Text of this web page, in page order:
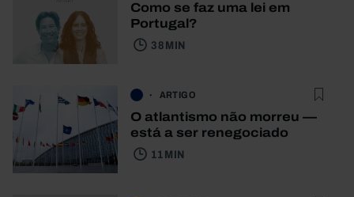
Como se faz uma lei em
Portugal?
38 MIN
ARTIGO
O atlantismo não morreu —
está a ser renegociado
11 MIN